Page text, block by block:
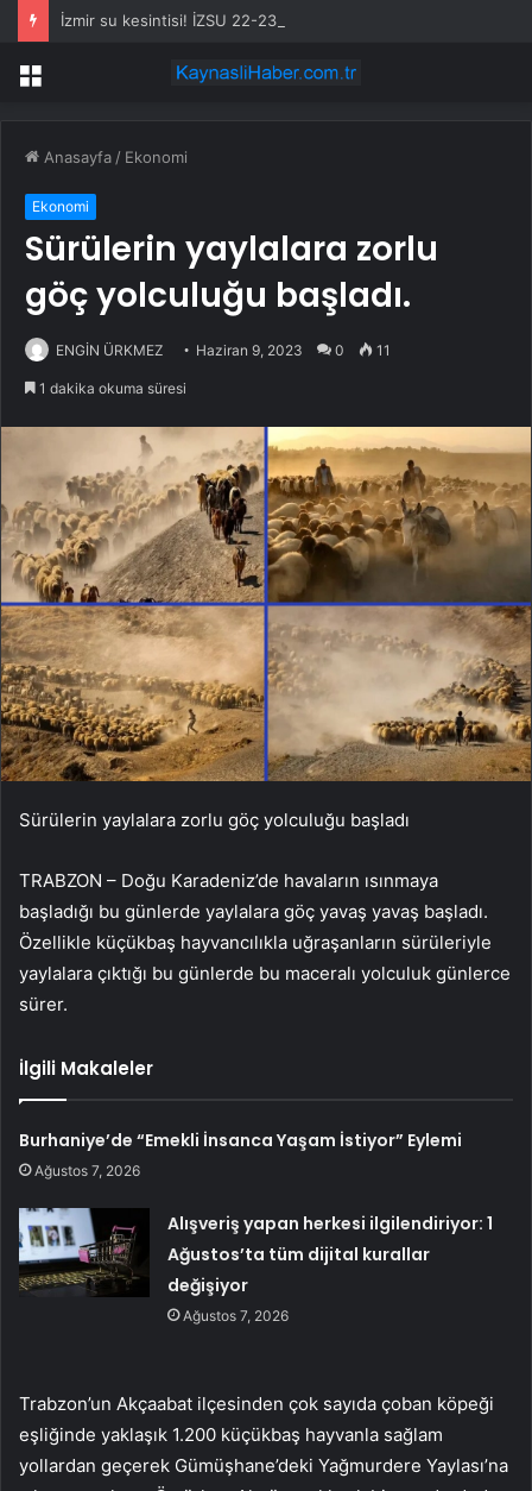
Menü
Anasayfa / Ekonomi
Ekonomi
Sürülerin yaylalara zorlu
göç yolculuğu başladı.
ENGİN ÜRKMEZ Haziran 9, 2023 0 11
1 dakika okuma süresi
Sürülerin yaylalara zorlu göç yolculuğu başladı
TRABZON – Doğu Karadeniz’de havaların ısınmaya
başladığı bu günlerde yaylalara göç yavaş yavaş başladı.
Özellikle küçükbaş hayvancılıkla uğraşanların sürüleriyle
yaylalara çıktığı bu günlerde bu maceralı yolculuk günlerce
sürer.
İlgili Makaleler
Burhaniye’de “Emekli İnsanca Yaşam İstiyor” Eylemi
Ağustos 7, 2026
Alışveriş yapan herkesi ilgilendiriyor: 1
Ağustos’ta tüm dijital kurallar
değişiyor
Ağustos 7, 2026
Trabzon’un Akçaabat ilçesinden çok sayıda çoban köpeği
eşliğinde yaklaşık 1.200 küçükbaş hayvanla sağlam
yollardan geçerek Gümüşhane’deki Yağmurdere Yaylası’na